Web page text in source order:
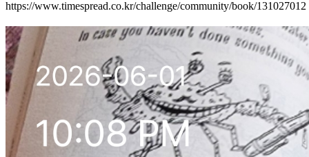
https://www.timespread.co.kr/challenge/community/book/131027012